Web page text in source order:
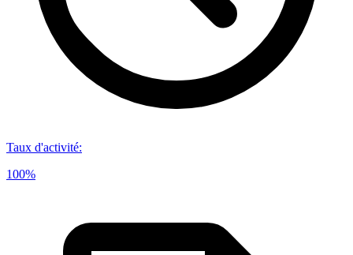
Taux d'activité:
100%